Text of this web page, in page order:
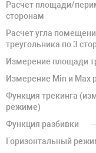
Расчет площади/
сторонам
Расчет угла
треугольника по 3
Измерение площади
Измерение Min и Max
Функция трекинга
режиме)
Функция разбивки
Горизонтальный